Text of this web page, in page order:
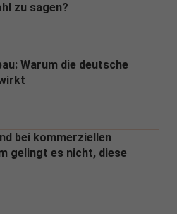
zu sagen?
Warum die deutsche
bei kommerziellen
gelingt es nicht, diese